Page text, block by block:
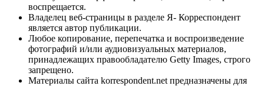
воспрещается.
Владелец веб-страницы в разделе Я- Корреспондент
является автор публикации.
Любое копирование, перепечатка и воспроизведение
фотографий и/или аудиовизуальных материалов,
принадлежащих правообладателю Getty Images, строго
запрещено.
Материалы сайта korrespondent.net предназначены для